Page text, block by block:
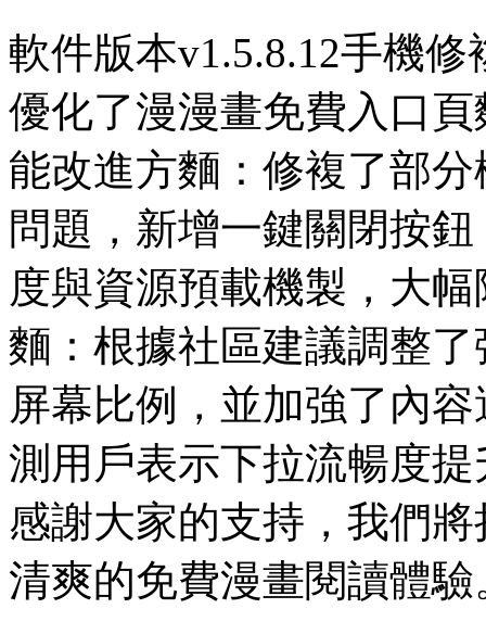
軟件版本v1.5.8.12手機
優化了漫漫畫免費入口
能改進方麵：修複了部
問題，新增一鍵關閉按
度與資源預載機製，大
麵：根據社區建議調整
屏幕比例，並加強了內
測用戶表示下拉流暢度
感謝大家的支持，我們
清爽的免費漫畫閱讀體驗